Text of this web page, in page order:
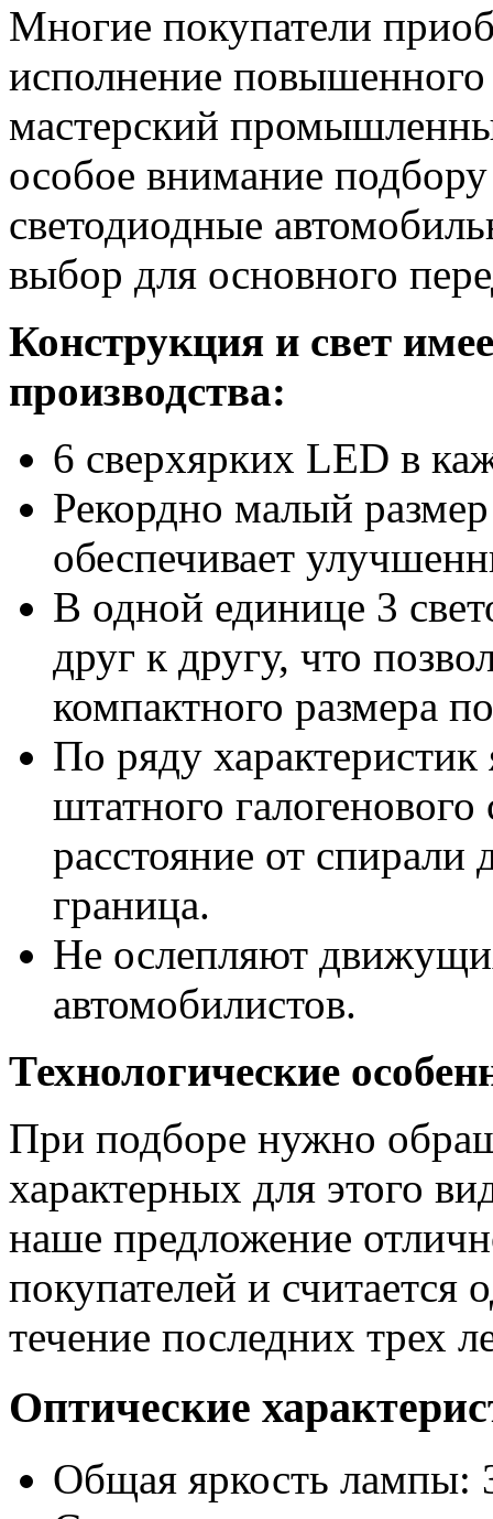
Многие покупатели
исполнение повышенного
мастерский
особое внимание
светодиодные
выбор для основного
Конструкция и свет
производства:
6 сверхярких LED в
Рекордно малый
обеспечивает
В одной единице 3
друг к другу, что
компактного размера
По ряду
штатного
расстояние от спирали
граница.
Не ослепляют
автомобилистов.
Технологические
При подборе нужно
характерных для этого
наше предложение
покупателей и
течение последних трех
Оптические
Общая яркость лампы: